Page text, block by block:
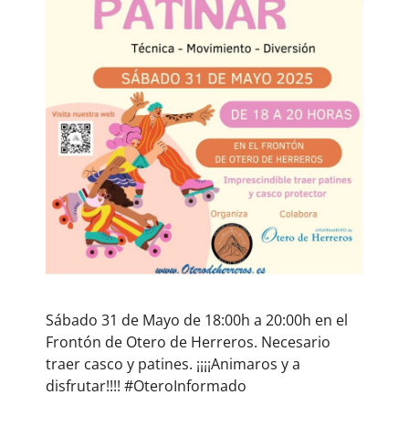
Sábado 31 de Mayo de 18:00h a 20:00h en el
Frontón de Otero de Herreros. Necesario
traer casco y patines. ¡¡¡¡Animaros y a
disfrutar!!!! #OteroInformado